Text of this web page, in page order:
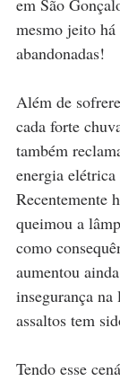
mesmo jeito há
abandonadas!
Além de
cada forte
também
energia elétrica
Recentemente
queimou a
como
aumentou
insegurança
assaltos tem
Tendo esse